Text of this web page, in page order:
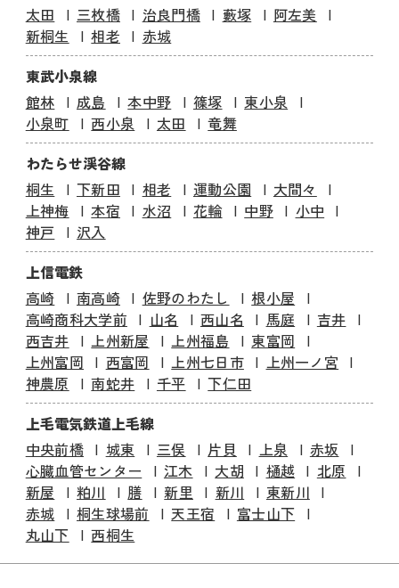
太田
三枚橋 治良門橋 藪塚
阿左美
新桐生
相老
赤城
東武小泉線
館林
成島 本中野 篠塚
東小泉
小泉町
西小泉 太田
竜舞
わたらせ渓谷線
桐生
下新田 相老 運動公園
大間々
上神梅
本宿 水沼 花輪 中野
小中
神戸
沢入
上信電鉄
高崎
南高崎 佐野のわたし
根小屋
高崎商科大学前
山名 西山名 馬庭
吉井
西吉井
上州新屋 上州福島
東富岡
上州富岡
西富岡 上州七日市
上州一ノ宮
神農原
南蛇井 千平
下仁田
上毛電気鉄道上毛線
中央前橋
城東 三俣 片貝 上泉
赤坂
心臓血管センター
江木 大胡 樋越
北原
新屋
粕川 膳 新里 新川
東新川
赤城
桐生球場前 天王宿
富士山下
丸山下
西桐生